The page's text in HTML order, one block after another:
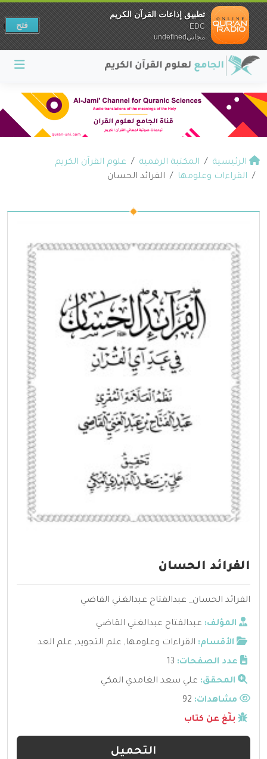
الرئيسية المكتبة الرقمية
علوم القرآن الكريم
القراءات وعلومها
الفرائد الحسان
الفرائد الحسان
الفرائد الحسان_ عبدالفتاح عبدالغني القاضي
المؤلف: عبدالفتاح عبدالغني القاضي
الأقسام: القراءات وعلومها, علم التجويد, علم العد
عدد الصفحات: 13
المحقق: علي سعد الغامدي المكي
مشاهدات:
بلّغ عن كتاب
التحميل
تطبيق إذاعات القرآن الكريم
EDC
مجانيundefined
فتح